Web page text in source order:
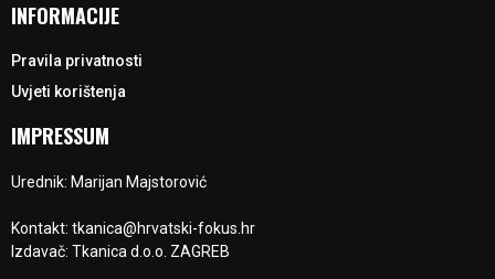
INFORMACIJE
Pravila privatnosti
Uvjeti korištenja
IMPRESSUM
Urednik: Marijan Majstorović
Kontakt: tkanica@hrvatski-fokus.hr
Izdavač: Tkanica d.o.o. ZAGREB